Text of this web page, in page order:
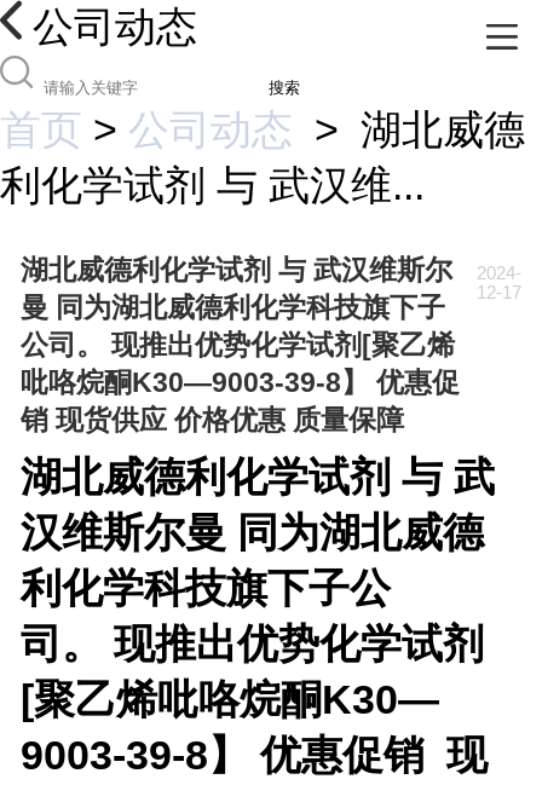
公司动态
搜索
首页 > 公司动态 > 湖北威德
利化学试剂 与 武汉维...
湖北威德利化学试剂 与 武汉维斯尔
曼 同为湖北威德利化学科技旗下子
公司。 现推出优势化学试剂[聚乙烯
吡咯烷酮K30—9003-39-8】 优惠促
销 现货供应 价格优惠 质量保障
2024-
12-17
湖北威德利化学试剂 与 武
汉维斯尔曼 同为湖北威德
利化学科技旗下子公
司。 现推出优势化学试剂
[聚乙烯吡咯烷酮K30—
9003-39-8】 优惠促销 现